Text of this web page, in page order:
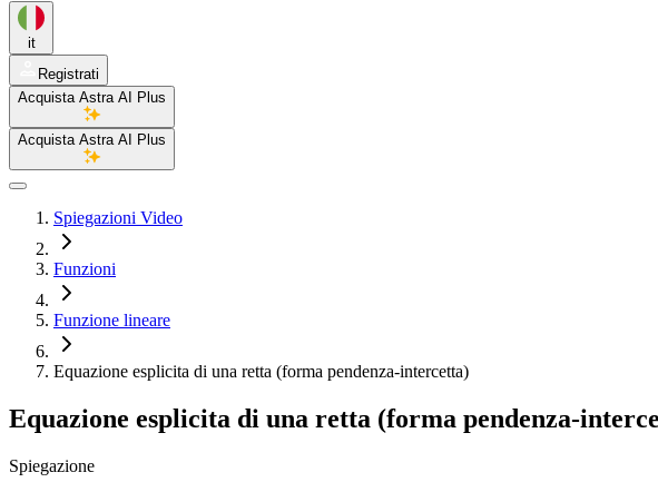
it
Registrati
Acquista Astra AI Plus
Acquista Astra AI Plus
Spiegazioni Video
Funzioni
Funzione lineare
Equazione esplicita di una retta (forma pendenza-intercetta)
Equazione esplicita di una retta (forma pendenza-
Spiegazione